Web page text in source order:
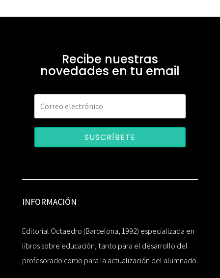
Recibe nuestras
novedades en tu email
SUSCRÍBETE
INFORMACIÓN
Editorial Octaedro (Barcelona, 1992) especializada en
libros sobre educación, tanto para el desarrollo del
profesorado como para la actualización del alumnado.